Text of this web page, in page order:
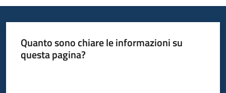
Quanto sono chiare le informazioni su
questa pagina?